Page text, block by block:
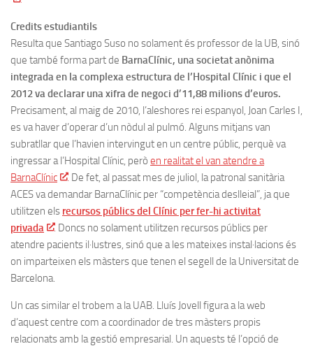
Credits estudiantils
Resulta que Santiago Suso no solament és professor de la UB, sinó
que també forma part de BarnaClínic, una societat anònima
integrada en la complexa estructura de l’Hospital Clínic i que el
2012 va declarar una xifra de negoci d’11,88 milions d’euros.
Precisament, al maig de 2010, l’aleshores rei espanyol, Joan Carles I,
es va haver d’operar d’un nòdul al pulmó. Alguns mitjans van
subratllar que l’havien intervingut en un centre públic, perquè va
ingressar a l’Hospital Clínic, però en realitat el van atendre a
BarnaClínic
. De fet, al passat mes de juliol, la patronal sanitària
ACES va demandar BarnaClínic per “competència deslleial”, ja que
utilitzen els recursos públics del Clínic per fer-hi activitat
privada
. Doncs no solament utilitzen recursos públics per
atendre pacients il·lustres, sinó que a les mateixes instal·lacions és
on imparteixen els màsters que tenen el segell de la Universitat de
Barcelona.
Un cas similar el trobem a la UAB. Lluís Jovell figura a la web
d’aquest centre com a coordinador de tres màsters propis
relacionats amb la gestió empresarial. Un aquests té l’opció de